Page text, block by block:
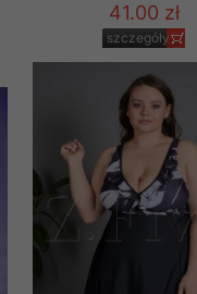
41.00 zł
szczegóły